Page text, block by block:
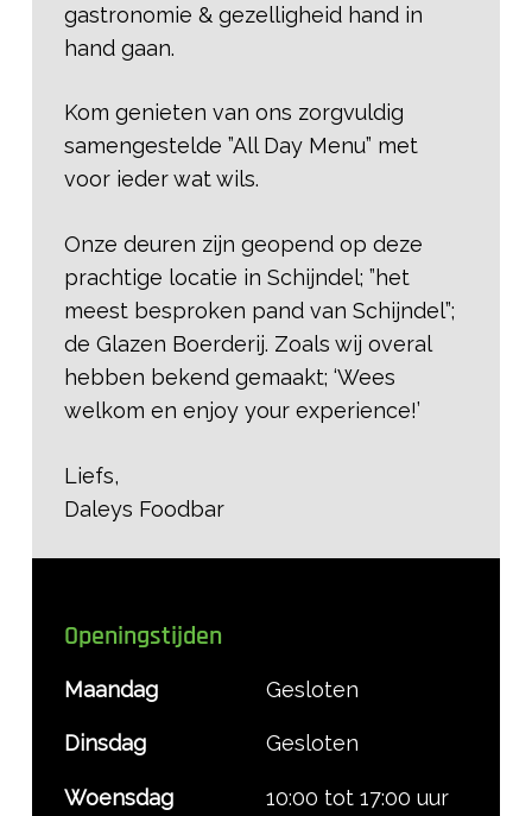
gastronomie & gezelligheid hand in
hand gaan.
Kom genieten van ons zorgvuldig
samengestelde ”All Day Menu” met
voor ieder wat wils.
Onze deuren zijn geopend op deze
prachtige locatie in Schijndel; ”het
meest besproken pand van Schijndel”;
de Glazen Boerderij. Zoals wij overal
hebben bekend gemaakt; ‘Wees
welkom en enjoy your experience!’
Liefs,
Daleys Foodbar
Openingstijden
Maandag Gesloten
Dinsdag Gesloten
Woensdag 10:00 tot 17:00 uur